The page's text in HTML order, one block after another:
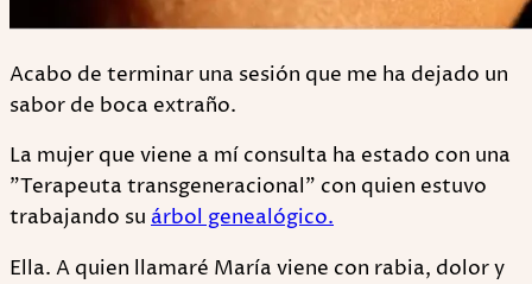
Acabo de terminar una sesión que me ha dejado un
sabor de boca extraño.
La mujer que viene a mí consulta ha estado con una
"Terapeuta transgeneracional" con quien estuvo
trabajando su árbol genealógico.
Ella. A quien llamaré María viene con rabia, dolor y